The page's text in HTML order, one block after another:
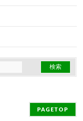
PAGETOP